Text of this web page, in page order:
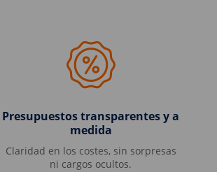
Presupuestos transparentes y a
medida
Claridad en los costes, sin sorpresas
ni cargos ocultos.